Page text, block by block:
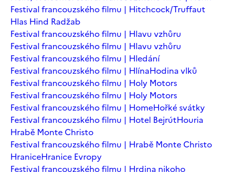
Festival francouzského filmu | Hitchcock/Truffaut
Hlas Hind Radžab
Festival francouzského filmu | Hlavu vzhůru
Festival francouzského filmu | Hlavu vzhůru
Festival francouzského filmu | Hledání
Festival francouzského filmu | HlínaHodina vlků
Festival francouzského filmu | Holy Motors
Festival francouzského filmu | Holy Motors
Festival francouzského filmu | HomeHořké svátky
Festival francouzského filmu | Hotel BejrútHouria
Hrabě Monte Christo
Festival francouzského filmu | Hrabě Monte Christo
HraniceHranice Evropy
Festival francouzského filmu | Hrdina nikoho